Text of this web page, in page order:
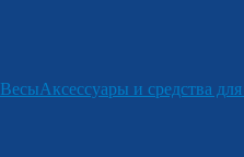
ВесыАксессуары и средства